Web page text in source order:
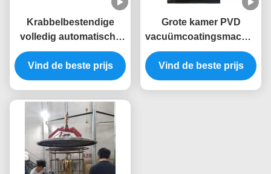
Krabbelbestendige
volledig automatische
PVD-coatingsmachine
met roestvrijstalen
kamer voor
Vind de beste prijs
Grote kamer PVD
vacuümcoatingsmachine
met volledige
automatische besturing
voor op maat gemaakte
Vind de beste prijs